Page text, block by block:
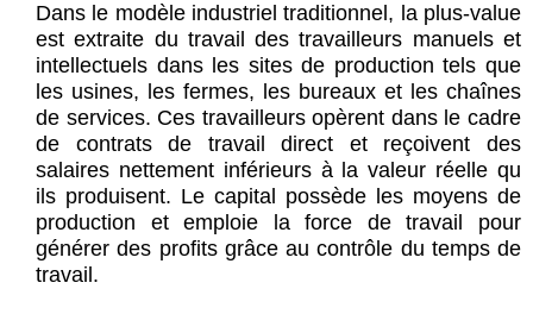
Dans le modèle industriel traditionnel, la plus-value
est extraite du travail des travailleurs manuels et
intellectuels dans les sites de production tels que
les usines, les fermes, les bureaux et les chaînes
de services. Ces travailleurs opèrent dans le cadre
de contrats de travail direct et reçoivent des
salaires nettement inférieurs à la valeur réelle qu
ils produisent. Le capital possède les moyens de
production et emploie la force de travail pour
générer des profits grâce au contrôle du temps de
travail.